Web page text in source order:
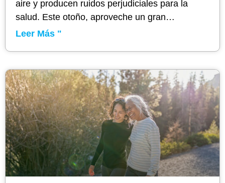
aire y producen ruidos perjudiciales para la
salud. Este otoño, aproveche un gran
descuento estatal y pásese a la electricidad.
Leer Más "